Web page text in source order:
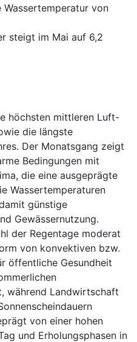
von
steigt im Mai auf 6,2
höchsten mittleren Luft-
die längste
Der Monatsgang zeigt
Bedingungen mit
die eine ausgeprägte
Wassertemperaturen
günstige
Gewässernutzung.
der Regentage moderat
von konvektiven bzw.
öffentliche Gesundheit
während Landwirtschaft
von einer hohen
und Erholungsphasen in